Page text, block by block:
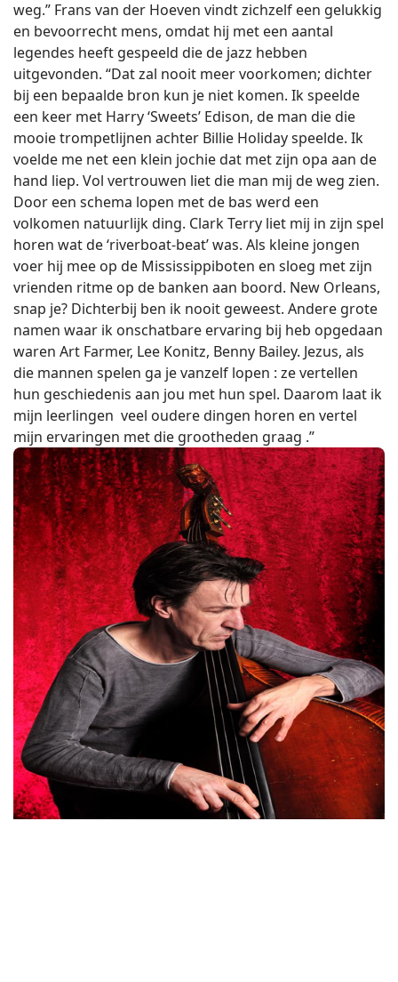
weg.” Frans van der Hoeven vindt zichzelf een gelukkig
en bevoorrecht mens, omdat hij met een aantal
legendes heeft gespeeld die de jazz hebben
uitgevonden. “Dat zal nooit meer voorkomen; dichter
bij een bepaalde bron kun je niet komen. Ik speelde
een keer met Harry ‘Sweets’ Edison, de man die die
mooie trompetlijnen achter Billie Holiday speelde. Ik
voelde me net een klein jochie dat met zijn opa aan de
hand liep. Vol vertrouwen liet die man mij de weg zien.
Door een schema lopen met de bas werd een
volkomen natuurlijk ding. Clark Terry liet mij in zijn spel
horen wat de ‘riverboat-beat’ was. Als kleine jongen
voer hij mee op de Mississippiboten en sloeg met zijn
vrienden ritme op de banken aan boord. New Orleans,
snap je? Dichterbij ben ik nooit geweest. Andere grote
namen waar ik onschatbare ervaring bij heb opgedaan
waren Art Farmer, Lee Konitz, Benny Bailey. Jezus, als
die mannen spelen ga je vanzelf lopen : ze vertellen
hun geschiedenis aan jou met hun spel. Daarom laat ik
mijn leerlingen veel oudere dingen horen en vertel
mijn ervaringen met die grootheden graag .”